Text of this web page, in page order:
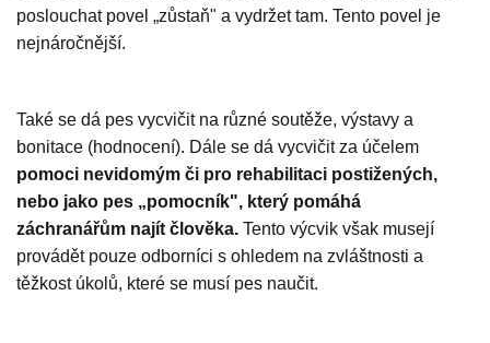
poslouchat povel „zůstaň" a vydržet tam. Tento povel je
nejnáročnější.
Také se dá pes vycvičit na různé soutěže, výstavy a
bonitace (hodnocení). Dále se dá vycvičit za účelem
pomoci nevidomým či pro rehabilitaci postižených,
nebo jako pes „pomocník", který pomáhá
záchranářům najít člověka. Tento výcvik však musejí
provádět pouze odborníci s ohledem na zvláštnosti a
těžkost úkolů, které se musí pes naučit.